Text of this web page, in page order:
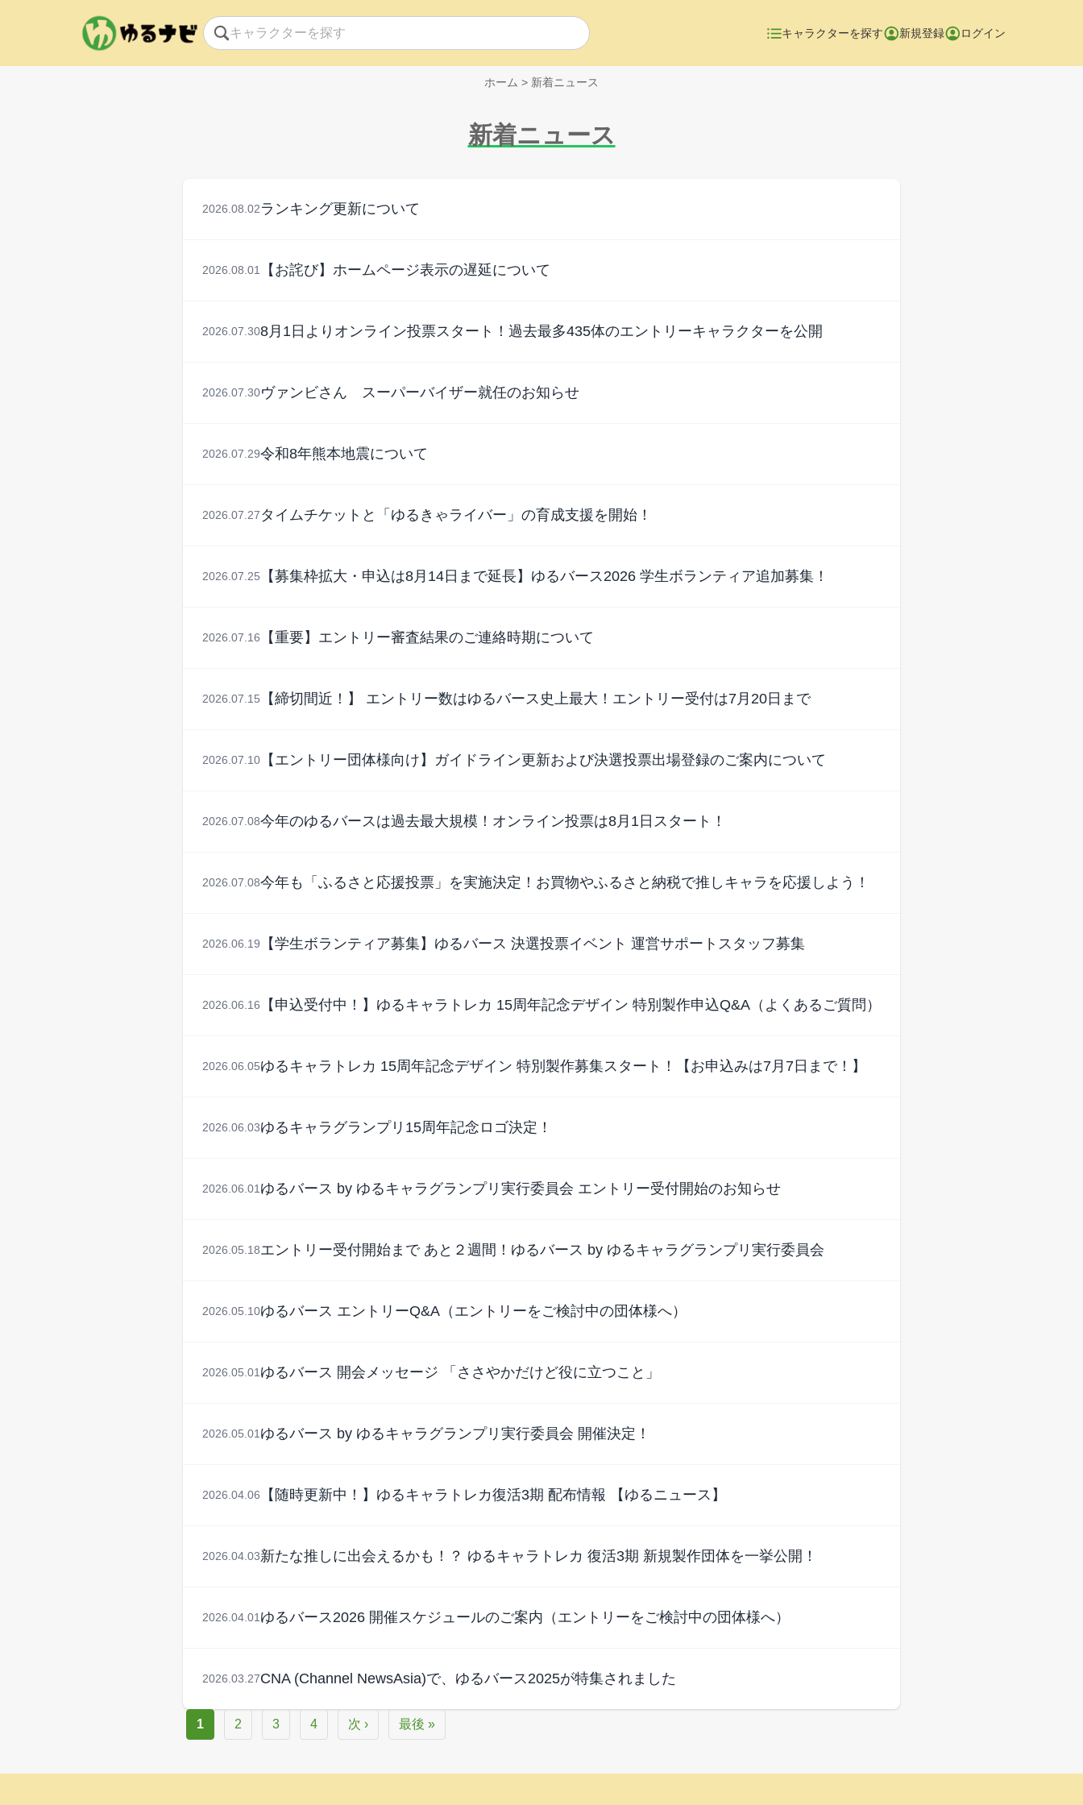
キャラクターを探す 新規登録 ログイン
ホーム > 新着ニュース
新着ニュース
2026.08.02ランキング更新について
2026.08.01 【お詫び】ホームページ表示の遅延について
2026.07.308月1日よりオンライン投票スタート！過去最多435体のエントリーキャラクターを公開
2026.07.30ヴァンビさん スーパーバイザー就任のお知らせ
2026.07.29令和8年熊本地震について
2026.07.27タイムチケットと「ゆるきゃライバー」の育成支援を開始！
2026.07.25 【募集枠拡大・申込は8月14日まで延長】ゆるバース2026 学生ボランティア追加募集！
2026.07.16 【重要】エントリー審査結果のご連絡時期について
2026.07.15 【締切間近！】 エントリー数はゆるバース史上最大！エントリー受付は7月20日まで
2026.07.10 【エントリー団体様向け】ガイドライン更新および決選投票出場登録のご案内について
2026.07.08今年のゆるバースは過去最大規模！オンライン投票は8月1日スタート！
2026.07.08今年も「ふるさと応援投票」を実施決定！お買物やふるさと納税で推しキャラを応援しよう！
2026.06.19 【学生ボランティア募集】ゆるバース 決選投票イベント 運営サポートスタッフ募集
2026.06.16 【申込受付中！】ゆるキャラトレカ 15周年記念デザイン 特別製作申込Q&A（よくあるご質問）
2026.06.05ゆるキャラトレカ 15周年記念デザイン 特別製作募集スタート！【お申込みは7月7日まで！】
2026.06.03ゆるキャラグランプリ15周年記念ロゴ決定！
2026.06.01 ゆるバース by ゆるキャラグランプリ実行委員会 エントリー受付開始のお知らせ
2026.05.18エントリー受付開始まで あと２週間！ゆるバース by ゆるキャラグランプリ実行委員会
2026.05.10ゆるバース エントリーQ&A（エントリーをご検討中の団体様へ）
2026.05.01 ゆるバース 開会メッセージ 「ささやかだけど役に立つこと」
2026.05.01 ゆるバース by ゆるキャラグランプリ実行委員会 開催決定！
2026.04.06 【随時更新中！】ゆるキャラトレカ復活3期 配布情報 【ゆるニュース】
2026.04.03新たな推しに出会えるかも！？ ゆるキャラトレカ 復活3期 新規製作団体を一挙公開！
2026.04.01 ゆるバース2026 開催スケジュールのご案内（エントリーをご検討中の団体様へ）
2026.03.27CNA (Channel NewsAsia)で、ゆるバース2025が特集されました
1 2 3 4 次 › 最後 »